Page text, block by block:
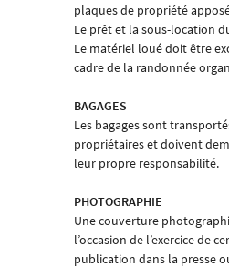
plaques de propriété
Le prêt et la sous-location
Le matériel loué doit être
cadre de la randonnée
BAGAGES
Les bagages sont
propriétaires et doivent
leur propre responsabilité.
PHOTOGRAPHIE
Une couverture
l’occasion de l’exercice de
publication dans la presse